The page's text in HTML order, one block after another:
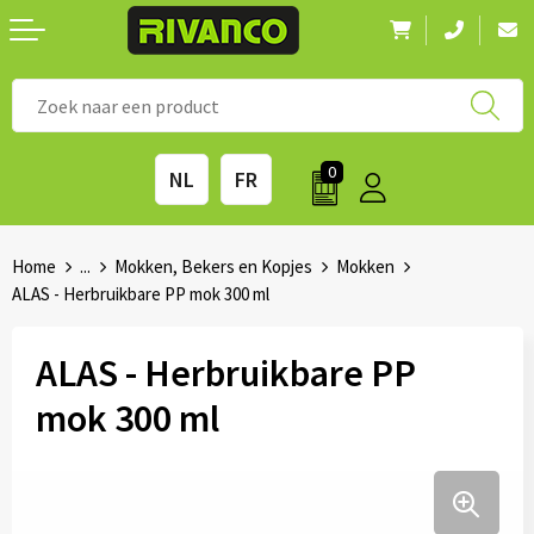
NL FR 0
Kantoorartikelen
Outdoor & vrije tijd
Technologie & Accessoires
◼ Eco-producten
◼ Survival gear
◼ Beurzen
◼ Feestdagen
Home ... Mokken, Bekers en Kopjes
Mokken
ALAS - Herbruikbare PP mok 300 ml
ALAS - Herbruikbare PP
mok 300 ml